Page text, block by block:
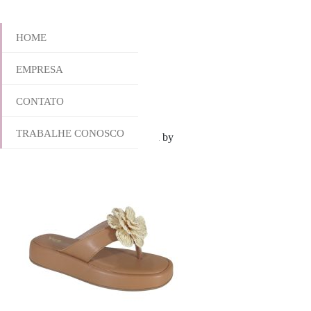
HOME
EMPRESA
CONTATO
TRABALHE CONOSCO
862-6175
outubro 28, 2025 8:32 am Published by